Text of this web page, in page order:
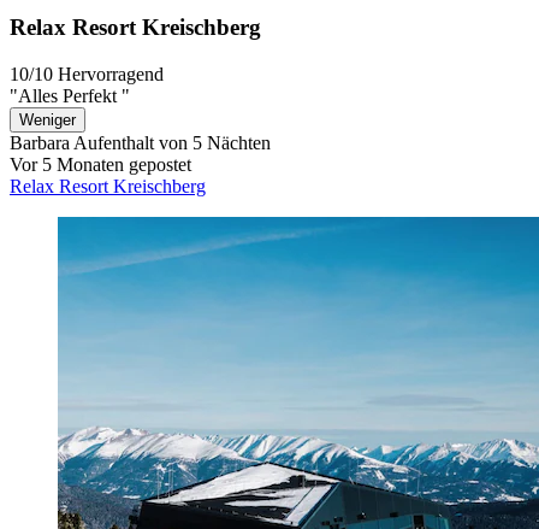
Relax Resort Kreischberg
10/10 Hervorragend
"Alles Perfekt "
Weniger
Barbara Aufenthalt von 5 Nächten
Vor 5 Monaten gepostet
Relax Resort Kreischberg